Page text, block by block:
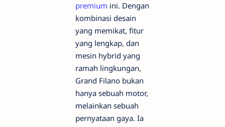
premium ini. Dengan
kombinasi desain
yang memikat, fitur
yang lengkap, dan
mesin hybrid yang
ramah lingkungan,
Grand Filano bukan
hanya sebuah motor,
melainkan sebuah
pernyataan gaya. Ia